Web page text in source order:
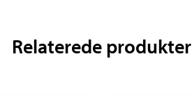
Relaterede produkter